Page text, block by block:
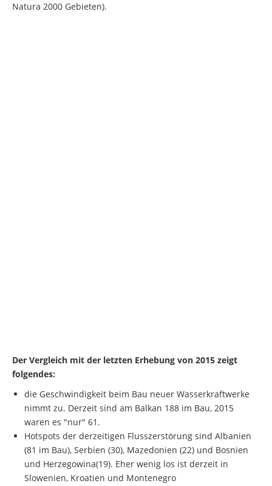
Natura 2000 Gebieten).
Der Vergleich mit der letzten Erhebung von 2015 zeigt
folgendes:
die Geschwindigkeit beim Bau neuer Wasserkraftwerke
nimmt zu. Derzeit sind am Balkan 188 im Bau, 2015
waren es "nur" 61.
Hotspots der derzeitigen Flusszerstörung sind Albanien
(81 im Bau), Serbien (30), Mazedonien (22) und Bosnien
und Herzegowina(19). Eher wenig los ist derzeit in
Slowenien, Kroatien und Montenegro